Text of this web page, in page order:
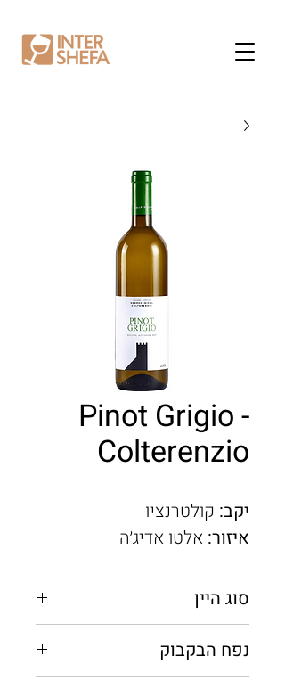
Pinot Grigio -
Colterenzio
יקב: קולטרנציו
איזור: אלטו אדיג׳ה
סוג היין
נפח הבקבוק